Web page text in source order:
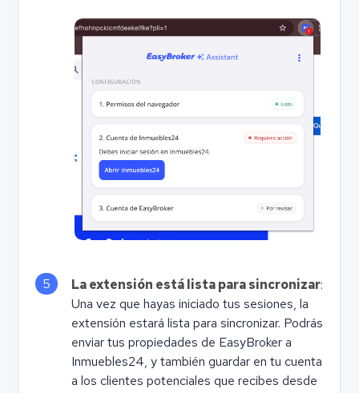
5 La extensión está lista para sincronizar:
Una vez que hayas iniciado tus sesiones, la
extensión estará lista para sincronizar. Podrás
enviar tus propiedades de EasyBroker a
Inmuebles24, y también guardar en tu cuenta
a los clientes potenciales que recibes desde